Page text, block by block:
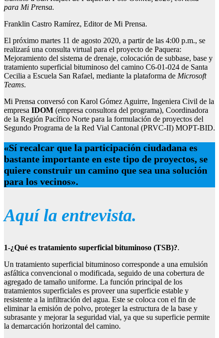
para Mi Prensa.
Franklin Castro Ramírez, Editor de Mi Prensa.
El próximo martes 11 de agosto 2020, a partir de las 4:00 p.m., se
realizará una consulta virtual para el proyecto de Paquera:
Mejoramiento del sistema de drenaje, colocación de subbase, base y
tratamiento superficial bituminoso del camino C6-01-024 de Santa
Cecilia a Escuela San Rafael, mediante la plataforma de Microsoft
Teams.
Mi Prensa conversó con Karol Gómez Aguirre, Ingeniera Civil de la
empresa IDOM (empresa consultora del programa), Coordinadora
de la Región Pacífico Norte para la formulación de proyectos del
Segundo Programa de la Red Vial Cantonal (PRVC-II) MOPT-BID.
«Sí recalcar que la participación ciudadana es
bastante importante en este tipo de proyectos, se
quiere construir un camino que sea una solución
para los vecinos».
Aquí la entrevista.
1-¿Qué es tratamiento superficial bituminoso (TSB)?.
Un tratamiento superficial bituminoso corresponde a una emulsión
asfáltica convencional o modificada, seguido de una cobertura de
agregado de tamaño uniforme. La función principal de los
tratamientos superficiales es proveer una superficie estable y
resistente a la infiltración del agua. Este se coloca con el fin de
eliminar la emisión de polvo, proteger la estructura de la base y
subrasante y mejorar la seguridad vial, ya que su superficie permite
la demarcación horizontal del camino.